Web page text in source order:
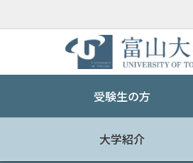
受験生の方
大学紹介